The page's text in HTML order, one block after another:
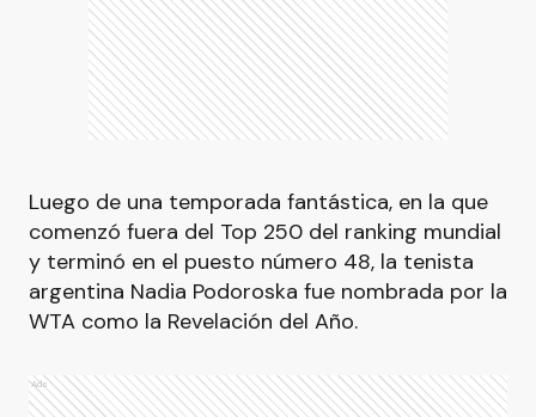
Luego de una temporada fantástica, en la que
comenzó fuera del Top 250 del ranking mundial
y terminó en el puesto número 48, la tenista
argentina Nadia Podoroska fue nombrada por la
WTA como la Revelación del Año.
Ads